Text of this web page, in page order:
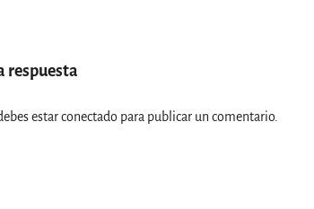
respuesta
estarconectado para publicar un comentario.